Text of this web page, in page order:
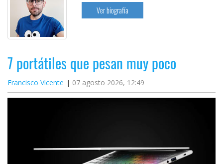
Ver biografía
7 portátiles que pesan muy poco
Francisco Vicente 07 agosto 2026, 12:49